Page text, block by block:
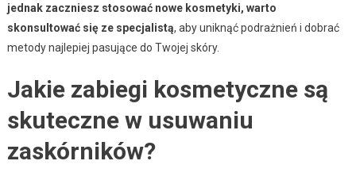
jednak zaczniesz stosować nowe kosmetyki, warto
skonsultować się ze specjalistą, aby uniknąć podrażnień i dobrać
metody najlepiej pasujące do Twojej skóry.
Jakie zabiegi kosmetyczne są
skuteczne w usuwaniu
zaskórników?